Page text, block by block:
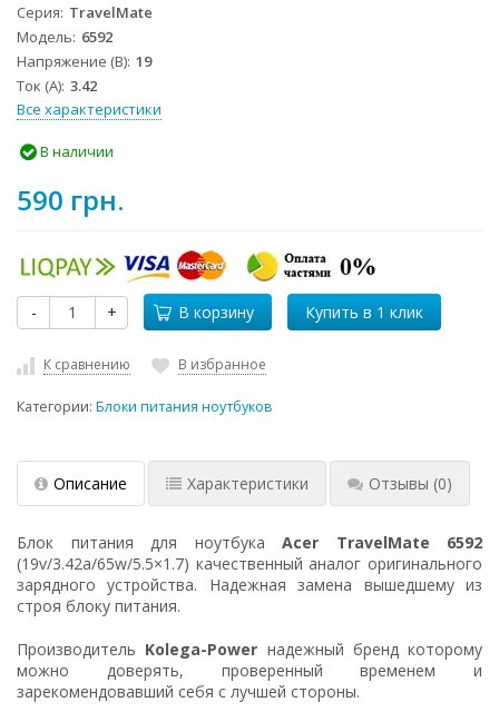
Серия TravelMate
Модель 6592
Напряжение (В) 19
Ток (А) 3.42
Все характеристики
В наличии
590 грн.
- + В корзину
К сравнению В избранное
Категории: Блоки питания ноутбуков
Описание Характеристики Отзывы (0)
Блок питания для ноутбука Acer TravelMate 6592
(19v/3.42a/65w/5.5×1.7) качественный аналог оригинального
зарядного устройства. Надежная замена вышедшему из
строя блоку питания.
Производитель Kolega-Power надежный бренд которому
можно доверять, проверенный временем и
зарекомендовавший себя с лучшей стороны.